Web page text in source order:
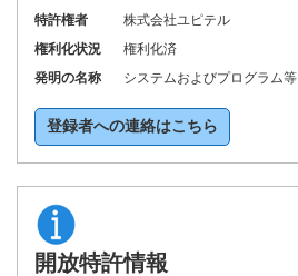
特許権者
株式会社ユピテル
権利化状況
権利化済
発明の名称
システムおよびプログラム等
登録者への連絡はこちら
開放特許情報